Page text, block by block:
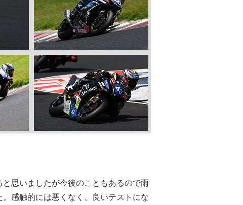
思いましたが今後のこともあるので雨
感触的には悪くなく、良いテストにな